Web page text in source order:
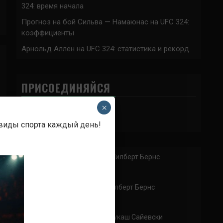
324: время начала
Прогноз на бой Сильва — Намаюнас на UFC 324:
коэффициенты
Арнольд Аллен на UFC 324: статистика и рекорд
ПРИСОЕДИНЯЙСЯ
Аноним Хамзат Чимаев – Гилберт Бернс
Демиан Майа – Гилберт Бернс
Аноним Гилберт Бернс – Лукаш Сайевски
спорта каждый день!
×